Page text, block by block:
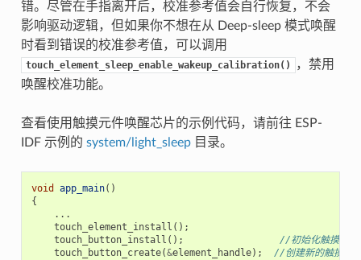
错。尽管在手指离开后，校准参考值会自行恢复，不会
影响驱动逻辑，但如果你不想在从 Deep-sleep 模式唤醒
时看到错误的校准参考值，可以调用
touch_element_sleep_enable_wakeup_calibration()
，禁用
唤醒校准功能。
查看使用触摸元件唤醒芯片的示例代码，请前往 ESP-
IDF 示例的 system/light_sleep目录。
void app_main()
{
...
touch_element_install ();
touch_button_install ();
//初始化触摸按键
touch_button_create(&element_handle); //创建新的触摸元